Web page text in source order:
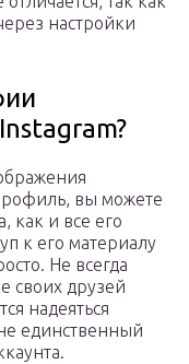
настройки
вы можете
как и все его
к его материалу
Не всегда
своих друзей
надеяться
единственный